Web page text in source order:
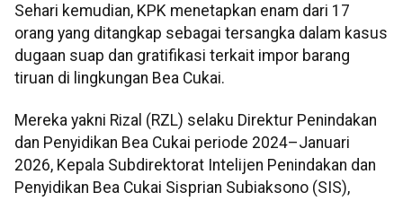
Sehari kemudian, KPK menetapkan enam dari 17
orang yang ditangkap sebagai tersangka dalam kasus
dugaan suap dan gratifikasi terkait impor barang
tiruan di lingkungan Bea Cukai.
Mereka yakni Rizal (RZL) selaku Direktur Penindakan
dan Penyidikan Bea Cukai periode 2024–Januari
2026, Kepala Subdirektorat Intelijen Penindakan dan
Penyidikan Bea Cukai Sisprian Subiaksono (SIS),